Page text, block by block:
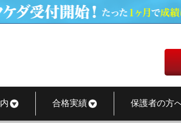
合格実績 保護者の方